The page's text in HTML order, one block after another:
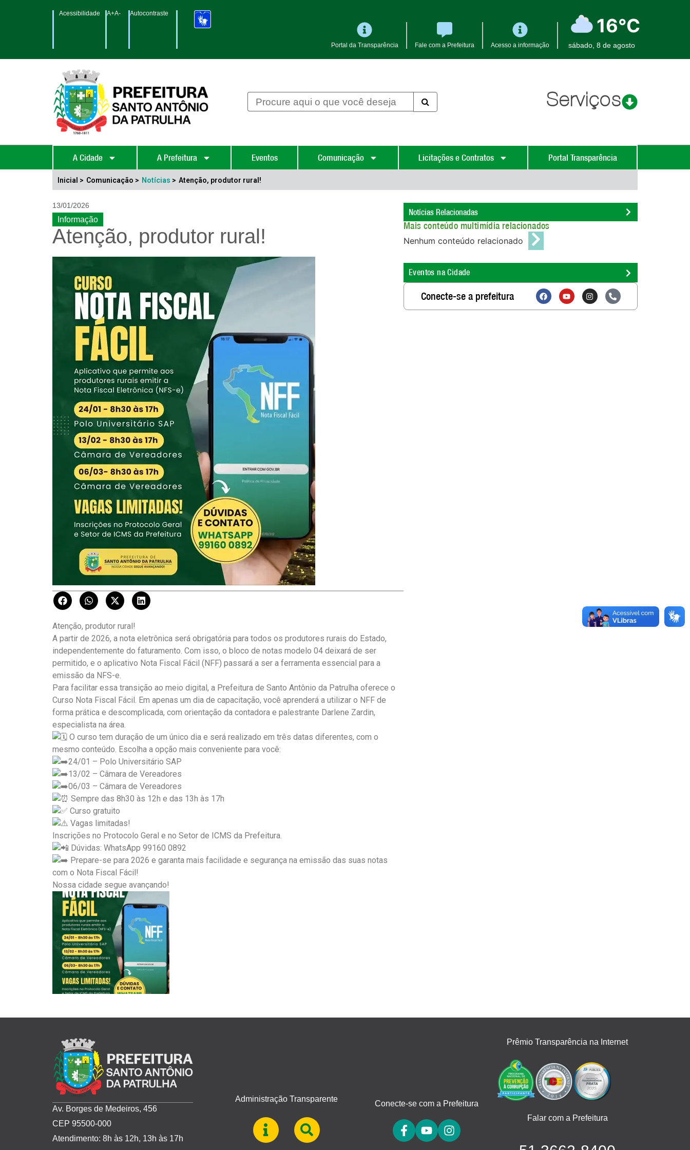
Acessibilidade A+A- Autocontraste
Portal da Transparência Fale com a Prefeitura Acesso a informação
16°C
sábado, 8 de agosto
Serviços
A Cidade A Prefeitura Eventos Comunicação Licitações e Contratos Portal Transparência
Inicial > Comunicação > Notícias > Atenção, produtor rural!
13/01/2026
Informação
Atenção, produtor rural!
Atenção, produtor rural!
A partir de 2026, a nota eletrônica será obrigatória para todos os produtores rurais do Estado,
independentemente do faturamento. Com isso, o bloco de notas modelo 04 deixará de ser
permitido, e o aplicativo Nota Fiscal Fácil (NFF) passará a ser a ferramenta essencial para a
emissão da NFS-e.
Para facilitar essa transição ao meio digital, a Prefeitura de Santo Antônio da Patrulha oferece o
Curso Nota Fiscal Fácil. Em apenas um dia de capacitação, você aprenderá a utilizar o NFF de
forma prática e descomplicada, com orientação da contadora e palestrante Darlene Zardin,
especialista na área.
O curso tem duração de um único dia e será realizado em três datas diferentes, com o
mesmo conteúdo. Escolha a opção mais conveniente para você:
24/01 – Polo Universitário SAP
13/02 – Câmara de Vereadores
06/03 – Câmara de Vereadores
Sempre das 8h30 às 12h e das 13h às 17h
Curso gratuito
Vagas limitadas!
Inscrições no Protocolo Geral e no Setor de ICMS da Prefeitura.
Dúvidas: WhatsApp 99160 0892
Prepare-se para 2026 e garanta mais facilidade e segurança na emissão das suas notas
com o Nota Fiscal Fácil!
Nossa cidade segue avançando!
Notícias Relacionadas
Mais conteúdo multimídia relacionados
Nenhum conteúdo relacionado
Eventos na Cidade
Conecte-se a prefeitura
Av. Borges de Medeiros, 456
CEP 95500-000
Atendimento: 8h às 12h, 13h às 17h
Administração Transparente Conecte-se com a Prefeitura
Prêmio Transparência na Internet
Falar com a Prefeitura